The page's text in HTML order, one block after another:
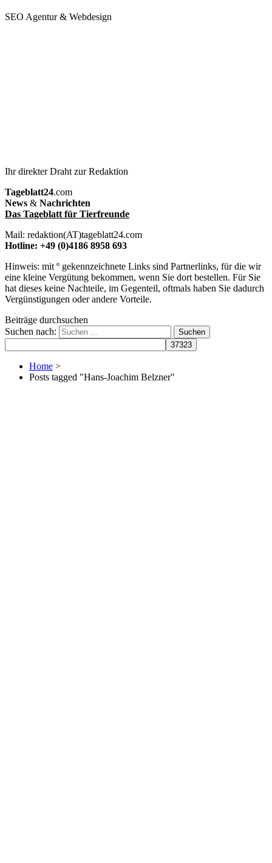
SEO Agentur & Webdesign
Ihr direkter Draht zur Redaktion
Tageblatt24.com
News & Nachrichten
Das Tageblatt für Tierfreunde
Mail: redaktion(AT)tageblatt24.com
Hotline: +49 (0)4186 8958 693
Hinweis: mit º gekennzeichnete Links sind Partnerlinks, für die wir
eine kleine Vergütung bekommen, wenn Sie dort bestellen. Für Sie
hat dieses keine Nachteile, im Gegenteil, oftmals haben Sie dadurch
Vergünstigungen oder andere Vorteile.
Beiträge durchsuchen
Suchen nach:
Home >
Posts tagged "Hans-Joachim Belzner"